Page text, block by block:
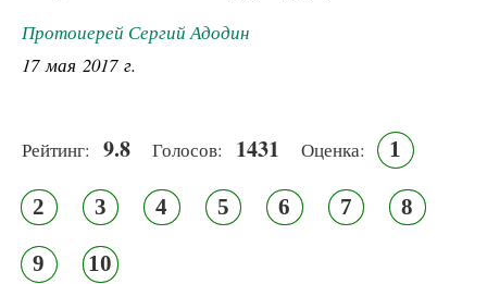
Протоиерей Сергий Адодин
17 мая 2017 г.
Рейтинг: 9.8 Голосов: 1431 Оценка: 1
2 3 4 5 6 7 8
9 10